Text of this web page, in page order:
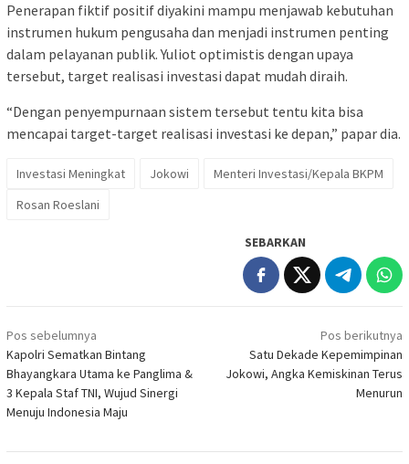
Penerapan fiktif positif diyakini mampu menjawab kebutuhan
instrumen hukum pengusaha dan menjadi instrumen penting
dalam pelayanan publik. Yuliot optimistis dengan upaya
tersebut, target realisasi investasi dapat mudah diraih.
“Dengan penyempurnaan sistem tersebut tentu kita bisa
mencapai target-target realisasi investasi ke depan,” papar dia.
Investasi Meningkat Jokowi
Menteri Investasi/Kepala BKPM
Rosan Roeslani
SEBARKAN
Navigasi
pos
Pos sebelumnya
Kapolri Sematkan Bintang
Bhayangkara Utama ke Panglima &
3 Kepala Staf TNI, Wujud Sinergi
Menuju Indonesia Maju
Pos berikutnya
Satu Dekade Kepemimpinan
Jokowi, Angka Kemiskinan Terus
Menurun